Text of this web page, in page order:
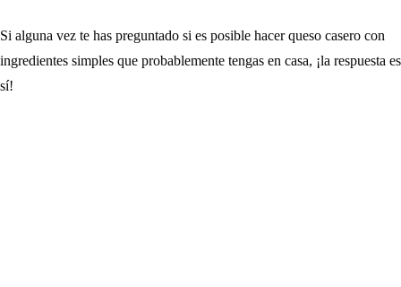
Si alguna vez te has preguntado si es posible hacer queso casero con
ingredientes simples que probablemente tengas en casa, ¡la respuesta es
sí!